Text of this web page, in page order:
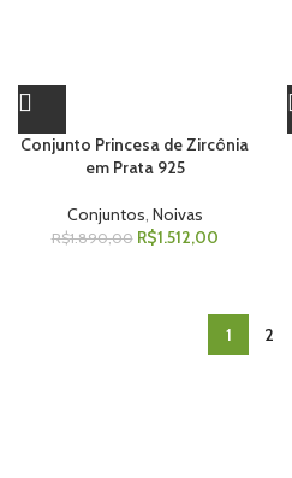
Conjunto Princesa de Zircônia
em Prata 925
Conjuntos, Noivas
R$1.890,00 R$1.512,00
1 2